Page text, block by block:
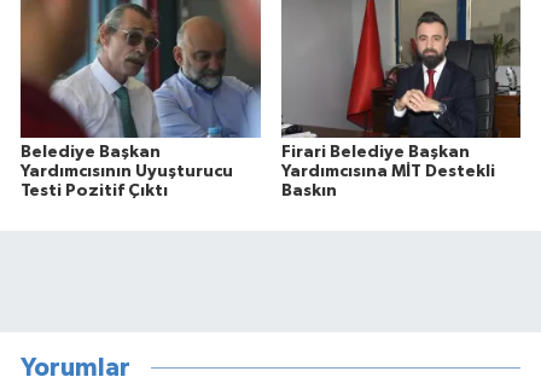
Belediye Başkan
Yardımcısının Uyuşturucu
Testi Pozitif Çıktı
Firari Belediye Başkan
Yardımcısına MİT Destekli
Baskın
Yorumlar